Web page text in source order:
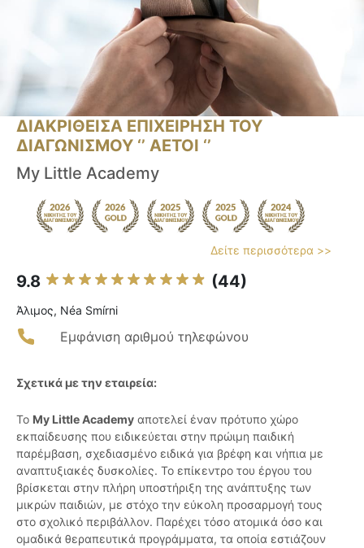
ΔΙΑΚΡΙΘΕΙΣΑ ΕΠΙΧΕΙΡΗΣΗ ΤΟΥ
ΔΙΑΓΩΝΙΣΜΟΥ ‘’ ΑΕΤΟΙ ‘’
My Little Academy
Δείτε περισσότερα >>
9.8 (44)
Άλιμος, Néa Smírni
Εμφάνιση αριθμού τηλεφώνου
Σχετικά με την εταιρεία:
Το My Little Academy αποτελεί έναν πρότυπο χώρο
εκπαίδευσης που ειδικεύεται στην πρώιμη παιδική
παρέμβαση, σχεδιασμένο ειδικά για βρέφη και νήπια με
αναπτυξιακές δυσκολίες. Το επίκεντρο του έργου του
βρίσκεται στην πλήρη υποστήριξη της ανάπτυξης των
μικρών παιδιών, με στόχο την εύκολη προσαρμογή τους
στο σχολικό περιβάλλον. Παρέχει τόσο ατομικά όσο και
ομαδικά θεραπευτικά προγράμματα, τα οποία εστιάζουν